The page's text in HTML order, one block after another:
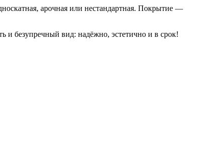
арочная или нестандартная. Покрытие —
и безупречный вид: надёжно, эстетично и в срок!